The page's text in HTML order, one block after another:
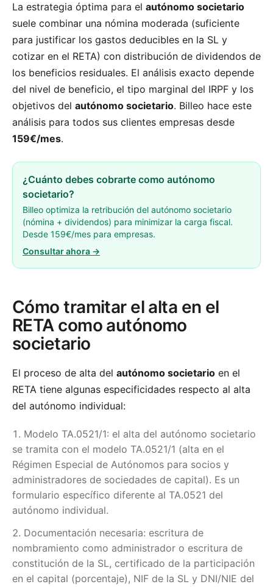
La estrategia óptima para el autónomo societario
suele combinar una nómina moderada (suficiente
para justificar los gastos deducibles en la SL y
cotizar en el RETA) con distribución de dividendos de
los beneficios residuales. El análisis exacto depende
del nivel de beneficio, el tipo marginal del IRPF y los
objetivos del autónomo societario. Billeo hace este
análisis para todos sus clientes empresas desde
159€/mes.
¿Cuánto debes cobrarte como autónomo
societario?
Billeo optimiza la retribución del autónomo societario
(nómina + dividendos) para minimizar la carga fiscal.
Desde 159€/mes para empresas.
Consultar ahora →
Cómo tramitar el alta en el
RETA como autónomo
societario
El proceso de alta del autónomo societario en el
RETA tiene algunas especificidades respecto al alta
del autónomo individual:
Modelo TA.0521/1: el alta del autónomo societario
se tramita con el modelo TA.0521/1 (alta en el
Régimen Especial de Autónomos para socios y
administradores de sociedades de capital). Es un
formulario específico diferente al TA.0521 del
autónomo individual.
Documentación necesaria: escritura de
nombramiento como administrador o escritura de
constitución de la SL, certificado de la participación
en el capital (porcentaje), NIF de la SL y DNI/NIE del